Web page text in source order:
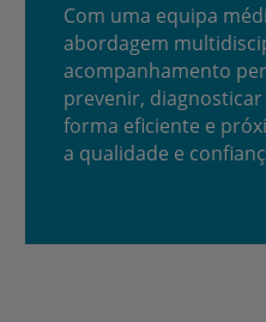
Com uma equipa
abordagem
acompanhamento
prevenir,
forma eficiente e
a qualidade e